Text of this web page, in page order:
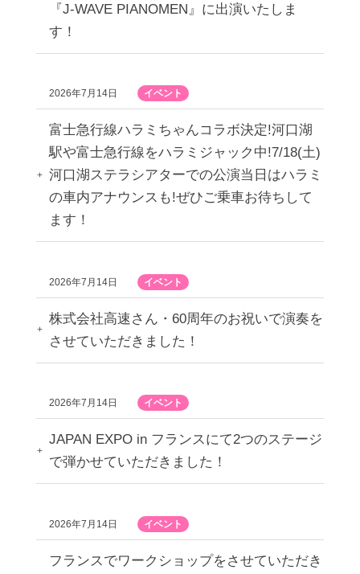
『J-WAVE PIANOMEN』に出演いたしま
す！
2026年7月14日 イベント
富士急行線ハラミちゃんコラボ決定!河口湖
駅や富士急行線をハラミジャック中!7/18(土)
河口湖ステラシアターでの公演当日はハラミ
の車内アナウンスも!ぜひご乗車お待ちして
ます！
2026年7月14日 イベント
株式会社高速さん・60周年のお祝いで演奏を
させていただきました！
2026年7月14日 イベント
JAPAN EXPO in フランスにて2つのステージ
で弾かせていただきました！
2026年7月14日 イベント
フランスでワークショップをさせていただき